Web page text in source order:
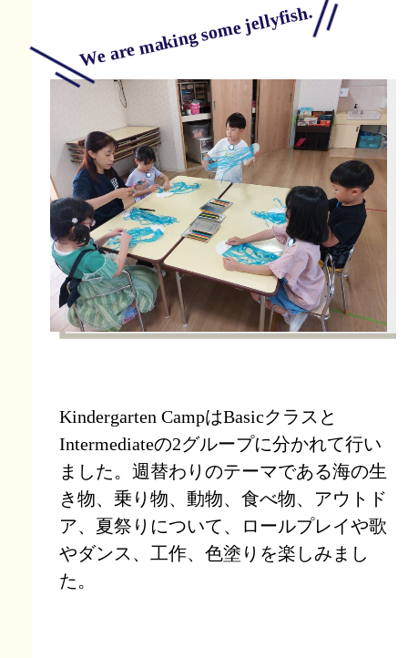
We are making some jellyfish.
Kindergarten CampはBasicクラスと
Intermediateの2グループに分かれて行い
ました。週替わりのテーマである海の生
き物、乗り物、動物、食べ物、アウトド
ア、夏祭りについて、ロールプレイや歌
やダンス、工作、色塗りを楽しみまし
た。